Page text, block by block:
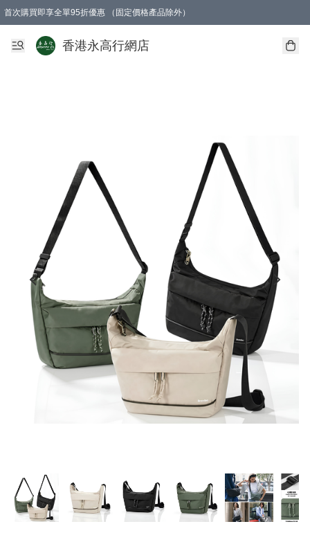
首次購買即享全單95折優惠 （固定價格產品除外）
澳門地區購物滿$800免運費
香港地區購物滿$600免運費
購買滿HK$1000即可免費獲得一個GEARLEX Small Ear Carabiner 2.0 扣環（贈品
香港永高行網店